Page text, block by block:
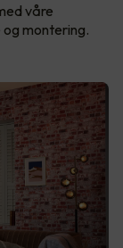
våre
montering.